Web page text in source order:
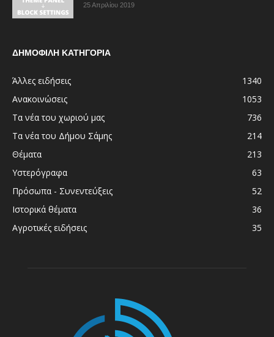
25 Απριλίου 2019
ΔΗΜΟΦΙΛΗ ΚΑΤΗΓΟΡΙΑ
Άλλες ειδήσεις
1340
Ανακοινώσεις
1053
Τα νέα του χωριού μας
736
Τα νέα του Δήμου Σάμης
214
Θέματα
213
Υστερόγραφα
63
Πρόσωπα - Συνεντεύξεις
52
Ιστορικά θέματα
36
Αγροτικές ειδήσεις
35